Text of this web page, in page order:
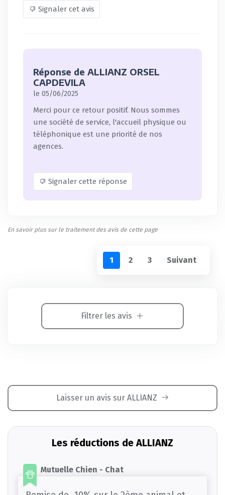
Signaler cet avis
Réponse de ALLIANZ ORSEL
CAPDEVILA
le 05/06/2025
Merci pour ce retour positif. Nous sommes
une société de service, l'accueil physique ou
téléphonique est une priorité de nos
agences.
Signaler cette réponse
En savoir plus sur le traitement des avis de cette page
1 2 3 Suivant
Filtrer les avis
Laisser un avis sur ALLIANZ
Les réductions de ALLIANZ
Mutuelle Chien - Chat